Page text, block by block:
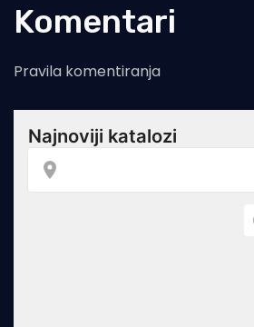
Komentari
Pravila komentiranja